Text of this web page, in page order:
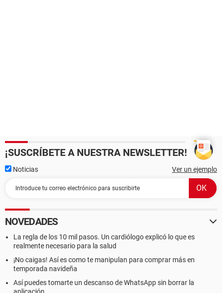
¡SUSCRÍBETE A NUESTRA NEWSLETTER!
Noticias Ver un ejemplo
NOVEDADES
La regla de los 10 mil pasos. Un cardiólogo explicó lo que es
realmente necesario para la salud
¡No caigas! Así es como te manipulan para comprar más en
temporada navideña
Así puedes tomarte un descanso de WhatsApp sin borrar la